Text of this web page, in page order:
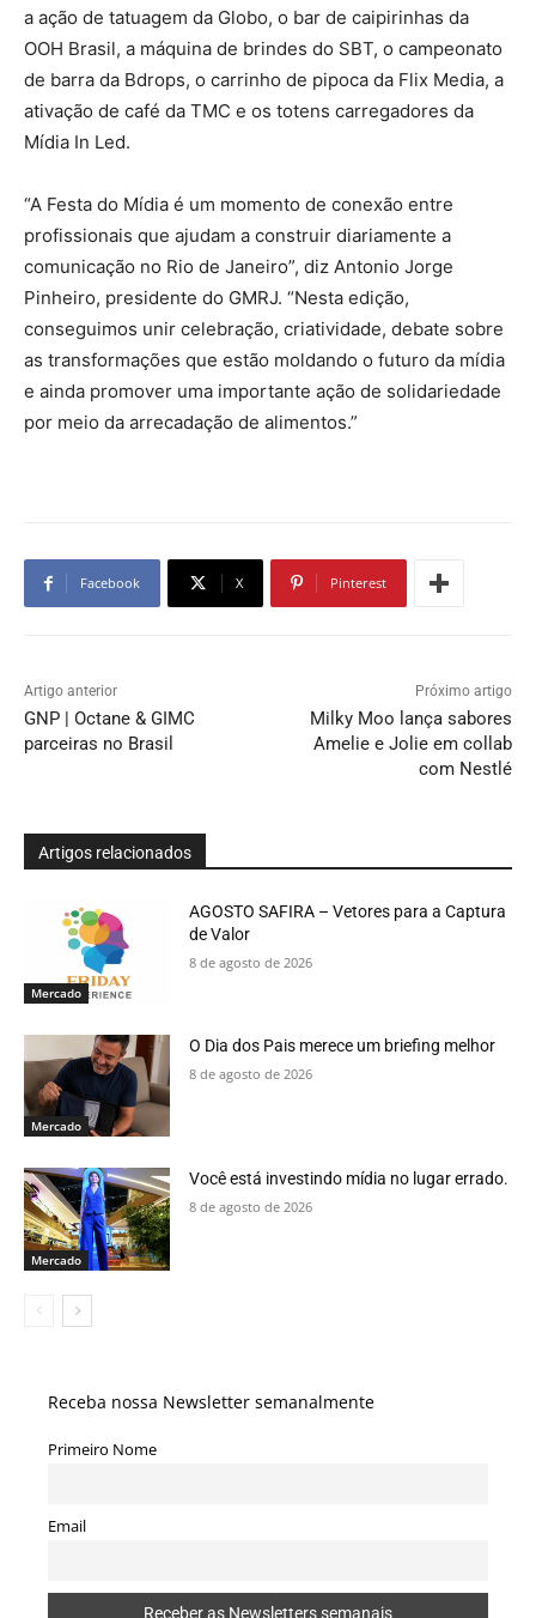
a ação de tatuagem da Globo, o bar de caipirinhas da
OOH Brasil, a máquina de brindes do SBT, o campeonato
de barra da Bdrops, o carrinho de pipoca da Flix Media, a
ativação de café da TMC e os totens carregadores da
Mídia In Led.
“A Festa do Mídia é um momento de conexão entre
profissionais que ajudam a construir diariamente a
comunicação no Rio de Janeiro”, diz Antonio Jorge
Pinheiro, presidente do GMRJ. “Nesta edição,
conseguimos unir celebração, criatividade, debate sobre
as transformações que estão moldando o futuro da mídia
e ainda promover uma importante ação de solidariedade
por meio da arrecadação de alimentos.”
Facebook X Pinterest
Artigo anterior
GNP | Octane & GIMC
parceiras no Brasil
Próximo artigo
Milky Moo lança sabores
Amelie e Jolie em collab
com Nestlé
Artigos relacionados
Mercado
AGOSTO SAFIRA – Vetores para a Captura
de Valor
8 de agosto de 2026
Mercado
O Dia dos Pais merece um briefing melhor
8 de agosto de 2026
Mercado
Você está investindo mídia no lugar errado.
8 de agosto de 2026
Receba nossa Newsletter semanalmente
Primeiro Nome
Email